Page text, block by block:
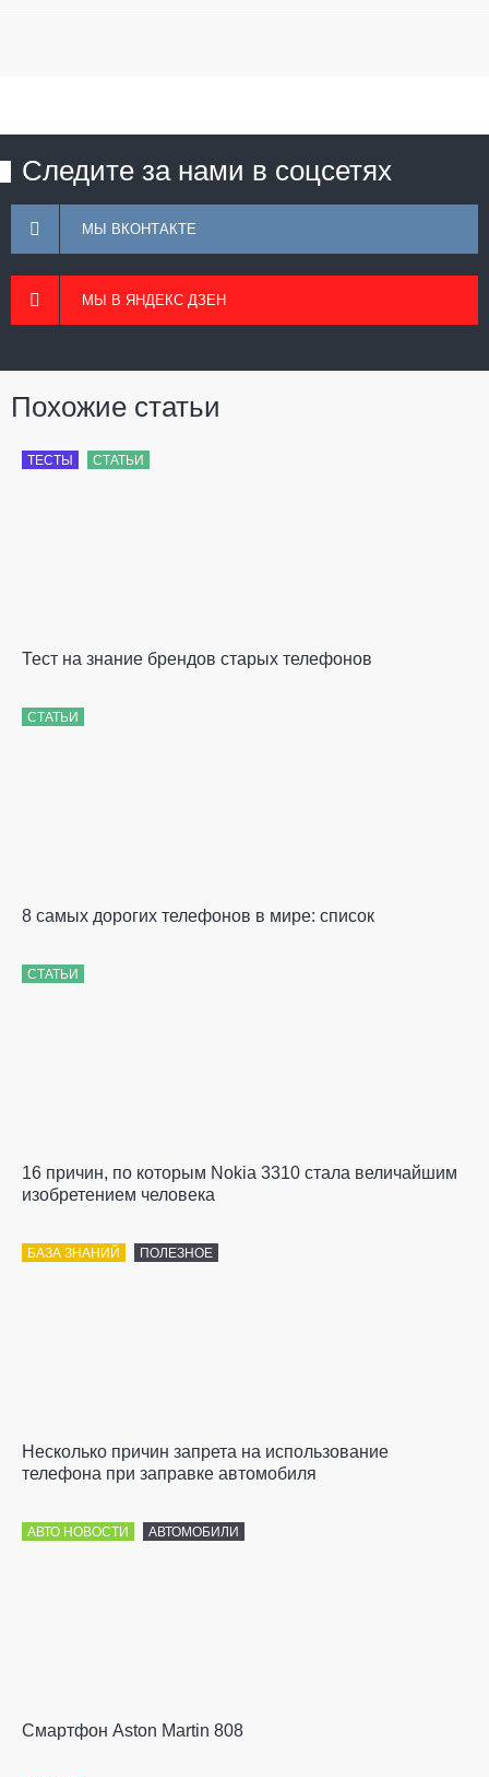
Следите за нами в соцсетях
МЫ ВКОНТАКТЕ
МЫ В ЯНДЕКС ДЗЕН
Похожие статьи
ТЕСТЫ СТАТЬИ
Тест на знание брендов старых телефонов
СТАТЬИ
8 самых дорогих телефонов в мире: список
СТАТЬИ
16 причин, по которым Nokia 3310 стала величайшим
изобретением человека
БАЗА ЗНАНИЙ ПОЛЕЗНОЕ
Несколько причин запрета на использование
телефона при заправке автомобиля
АВТО НОВОСТИ АВТОМОБИЛИ
Смартфон Aston Martin 808